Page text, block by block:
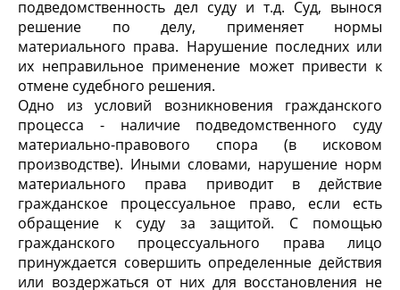
подведомственность дел суду и т.д. Суд, вынося
решение по делу, применяет нормы
материального права. Нарушение последних или
их неправильное применение может привести к
отмене судебного решения.
Одно из условий возникновения гражданского
процесса - наличие подведомственного суду
материально-правового спора (в исковом
производстве). Иными словами, нарушение норм
материального права приводит в действие
гражданское процессуальное право, если есть
обращение к суду за защитой. С помощью
гражданского процессуального права лицо
принуждается совершить определенные действия
или воздержаться от них для восстановления не